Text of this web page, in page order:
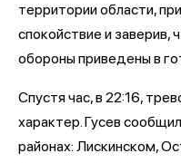
территории области,
спокойствие и заверив,
обороны приведены в
Спустя час, в 22:16,
характер. Гусев
районах: Лискинском,